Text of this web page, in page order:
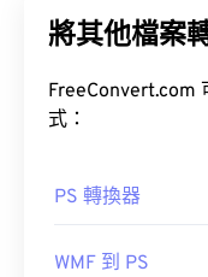
將其他檔案
FreeConvert.com 可
式：
PS 轉換器
WMF 到 PS